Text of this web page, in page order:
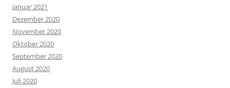
Januar 2021
Dezember 2020
November 2020
Oktober 2020
September 2020
August 2020
Juli 2020